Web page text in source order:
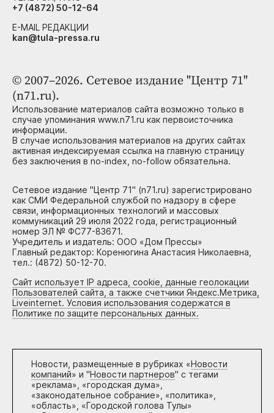
© 2007–2026. Сетевое издание "Центр 71"
(n71.ru).
Использование материалов сайта возможно только в
случае упоминания www.n71.ru как первоисточника
информации.
В случае использования материалов на других сайтах
активная индексируемая ссылка на главную страницу
без заключения в no-index, no-follow обязательна.
Сетевое издание "Центр 71" (n71.ru) зарегистрировано
как СМИ Федеральной службой по надзору в сфере
связи, информационных технологий и массовых
коммуникаций 29 июля 2022 года, регистрационный
номер ЭЛ № ФС77-83671.
Учредитель и издатель: ООО «Дом Прессы»
Главный редактор: Коренюгина Анастасия Николаевна,
тел.: (4872) 50-12-70.
Сайт использует IP адреса, cookie, данные геолокации
Пользователей сайта, а также счетчики Яндекс.Метрика,
Liveinternet. Условия использования содержатся в
Политике по защите персональных данных.
Новости, размещенные в рубриках «Новости
компаний» и "Новости партнеров" с тегами
«реклама», «городская дума»,
«законодательное собрание», «политика»,
«область», «Городской голова Тулы»
+7 (4872) 50-12-64
E-MAIL РЕДАКЦИИ
kan@tula-pressa.ru